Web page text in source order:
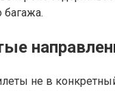
багажа.
не в